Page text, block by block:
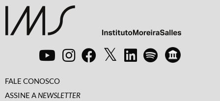
FALE CONOSCO
ASSINE A NEWSLETTER